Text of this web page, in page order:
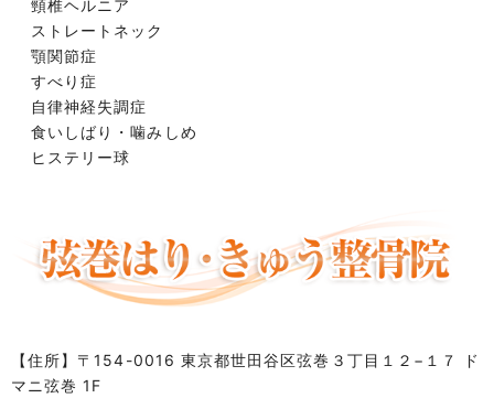
頸椎ヘルニア
ストレートネック
顎関節症
すべり症
自律神経失調症
食いしばり・噛みしめ
ヒステリー球
【住所】 〒154-0016 東京都世田谷区弦巻３丁目１２−１７ ド
マニ弦巻 1F